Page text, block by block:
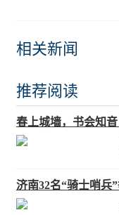
相关新闻
推荐阅读
春上城墙，书会知
济南32名“骑士哨兵